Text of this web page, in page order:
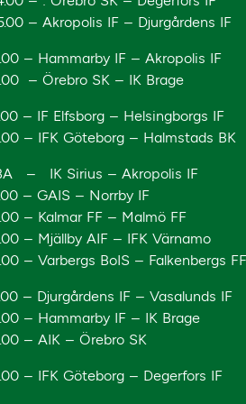
– Akropolis IF – Djurgårdens IF
– Hammarby IF – Akropolis IF
– Örebro SK – IK Brage
– IF Elfsborg – Helsingborgs IF
– IFK Göteborg – Halmstads BK
– IK Sirius – Akropolis IF
– GAIS – Norrby IF
– Kalmar FF – Malmö FF
– Mjällby AIF – IFK Värnamo
– Varbergs BoIS – Falkenbergs FF
– Djurgårdens IF – Vasalunds IF
– Hammarby IF – IK Brage
– AIK – Örebro SK
– IFK Göteborg – Degerfors IF